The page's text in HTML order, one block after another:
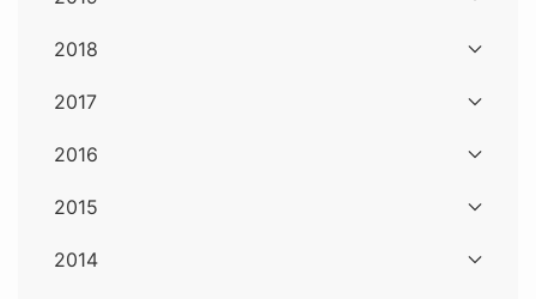
2018
2017
2016
2015
2014